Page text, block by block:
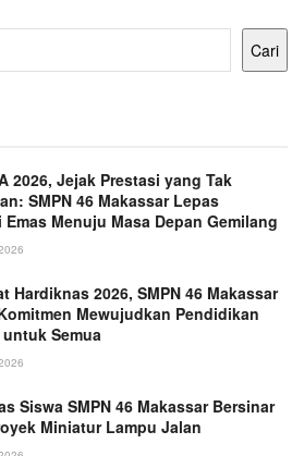
Cari
2026, Jejak Prestasi yang Tak
SMPN 46 Makassar Lepas
Emas Menuju Masa Depan Gemilang
Hardiknas 2026, SMPN 46 Makassar
Mewujudkan Pendidikan
Semua
Siswa SMPN 46 Makassar Bersinar
Miniatur Lampu Jalan